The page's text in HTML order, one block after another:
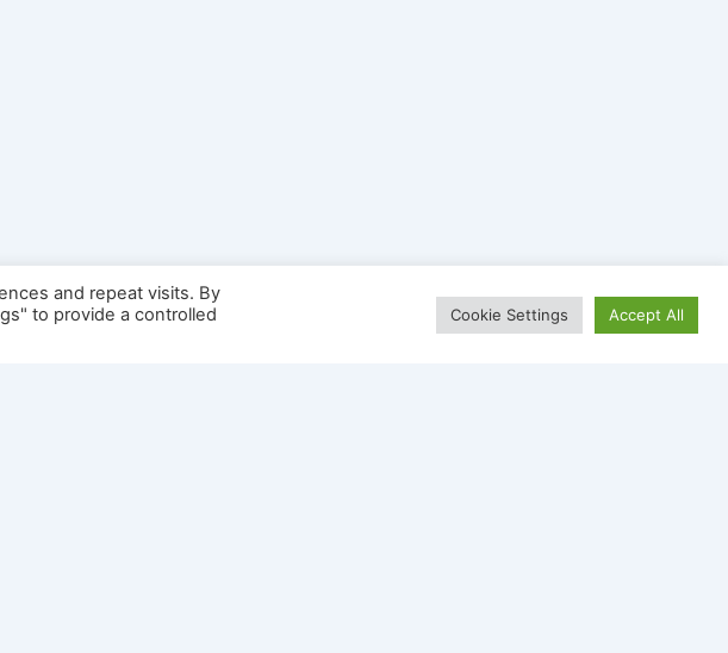
and repeat visits. By
to provide a controlled
Cookie Settings Accept All